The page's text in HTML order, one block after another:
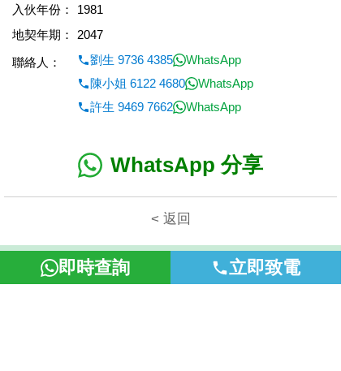
入伙年份：
1981
地契年期：
2047
聯絡人：
劉生 9736 4385
WhatsApp
陳小姐 6122 4680
WhatsApp
許生 9469 7662
WhatsApp
WhatsApp 分享
< 返回
即時查詢 立即致電
本網頁所提供資料僅作參考用途。若因錯漏而引致任何不便或損
失，富裕地產概不負責。